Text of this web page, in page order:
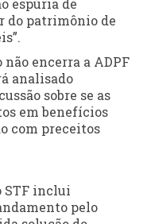
do patrimônio de
encerra a ADPF
analisado
sobre se as
em benefícios
com preceitos
STF inclui
pelo